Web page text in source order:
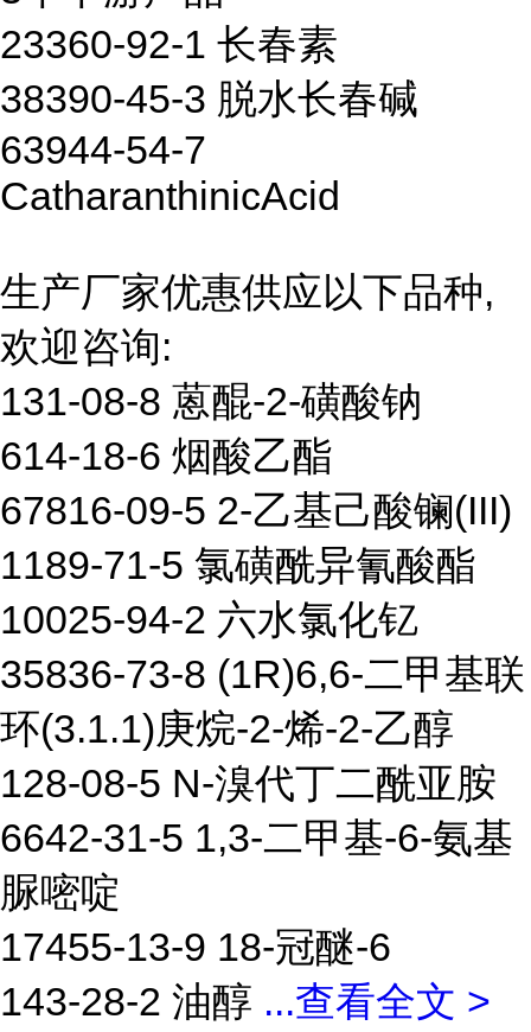
23360-92-1 长春素
38390-45-3 脱水长春碱
63944-54-7
CatharanthinicAcid
生产厂家优惠供应以下品种,
欢迎咨询:
131-08-8 蒽醌-2-磺酸钠
614-18-6 烟酸乙酯
67816-09-5 2-乙基己酸镧(III)
1189-71-5 氯磺酰异氰酸酯
10025-94-2 六水氯化钇
35836-73-8 (1R)6,6-二甲基联
环(3.1.1)庚烷-2-烯-2-乙醇
128-08-5 N-溴代丁二酰亚胺
6642-31-5 1,3-二甲基-6-氨基
脲嘧啶
17455-13-9 18-冠醚-6
143-28-2 油醇 ...查看全文 >